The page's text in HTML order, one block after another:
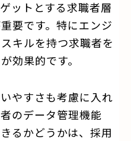
ットとする求職者層
要です。特にエンジ
キルを持つ求職者を
効果的です。
やすさも考慮に入れ
のデータ管理機能
るかどうかは、採用